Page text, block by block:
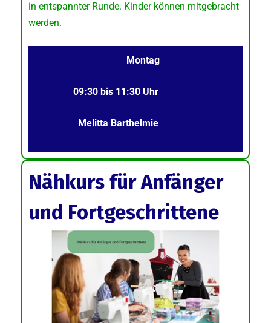
in entspannter Runde. Kinder können mitgebracht
werden.
Montag
09:30 bis 11:30 Uhr
Melitta Barthelmie
Nähkurs für Anfänger
und Fortgeschrittene